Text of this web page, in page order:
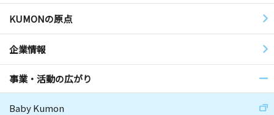
KUMONの原点
企業情報
事業・活動の広がり
Baby Kumon